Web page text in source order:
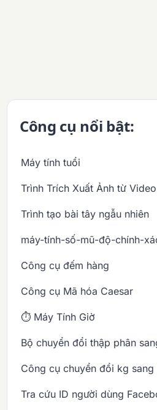
Công cụ nổi bật:
Máy tính tuổi
Trình Trích Xuất Ảnh từ Video
Trình tạo bài tây ngẫu nhiên
máy-tính-số-mũ-độ-chính-
Công cụ đếm hàng
Công cụ Mã hóa Caesar
⏱️ Máy Tính Giờ
Bộ chuyển đổi thập phân
Công cụ chuyển đổi kg sang
Tra cứu ID người dùng